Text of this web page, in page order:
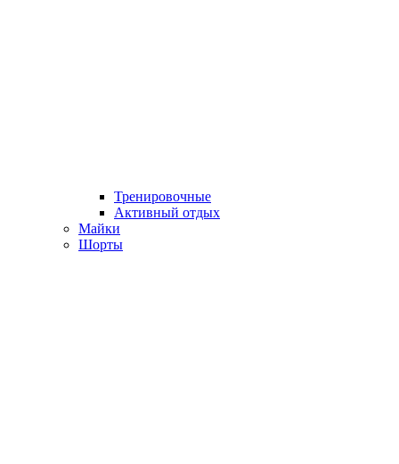
Тренировочные
Активный отдых
Майки
Шорты